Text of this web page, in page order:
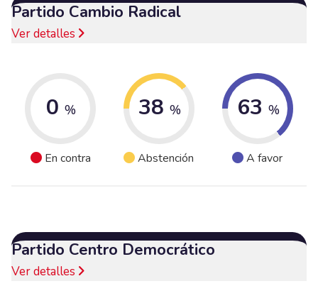
Partido Cambio Radical
Ver detalles
0 %
En contra
38 %
Abstención
63 %
A favor
Partido Centro Democrático
Ver detalles